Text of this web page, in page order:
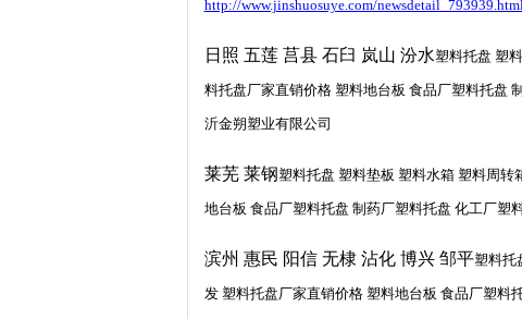
http://www.jinshuosuye.com/newsdetail_793939.html
日照 五莲 莒县 石臼 岚山 汾水塑料托盘 塑
料托盘厂家直销价格 塑料地台板 食品厂塑料托盘
沂金朔塑业有限公司
莱芜 莱钢塑料托盘 塑料垫板 塑料水箱 塑料周
地台板 食品厂塑料托盘 制药厂塑料托盘 化工厂塑
滨州 惠民 阳信 无棣 沾化 博兴 邹平塑料托
发 塑料托盘厂家直销价格 塑料地台板 食品厂塑料